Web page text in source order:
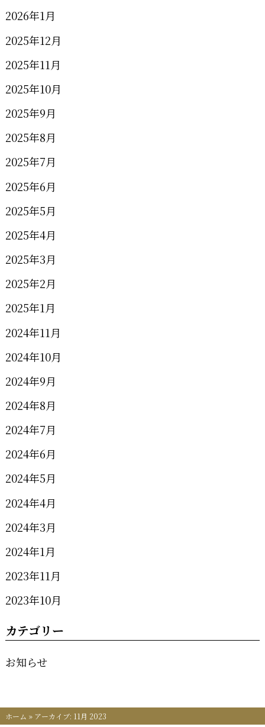
2026年1月
2025年12月
2025年11月
2025年10月
2025年9月
2025年8月
2025年7月
2025年6月
2025年5月
2025年4月
2025年3月
2025年2月
2025年1月
2024年11月
2024年10月
2024年9月
2024年8月
2024年7月
2024年6月
2024年5月
2024年4月
2024年3月
2024年1月
2023年11月
2023年10月
カテゴリー
お知らせ
ホーム » アーカイブ: 11月 2023